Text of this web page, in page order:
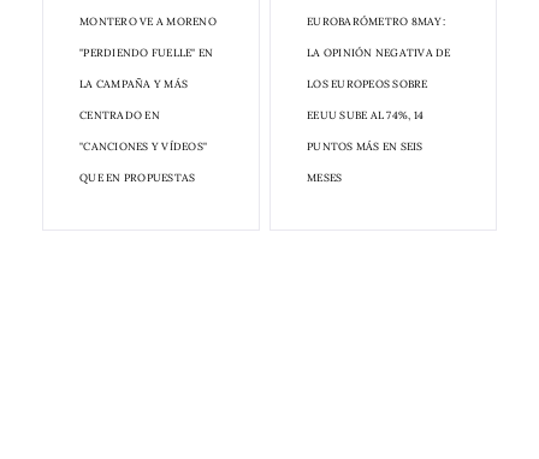
MONTERO VE A MORENO
"PERDIENDO FUELLE" EN
LA CAMPAÑA Y MÁS
CENTRADO EN
"CANCIONES Y VÍDEOS"
QUE EN PROPUESTAS
EUROBARÓMETRO 8MAY:
LA OPINIÓN NEGATIVA DE
LOS EUROPEOS SOBRE
EEUU SUBE AL 74%, 14
PUNTOS MÁS EN SEIS
MESES